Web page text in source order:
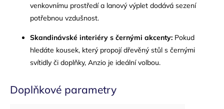
venkovnímu prostředí a lanový výplet dodává sezení
potřebnou vzdušnost.
Skandinávské interiéry s černými akcenty: Pokud
hledáte kousek, který propojí dřevěný stůl s černými
svítidly či doplňky, Anzio je ideální volbou.
Doplňkové parametry